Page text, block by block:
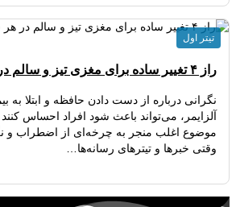
راز ۴ تغییر ساده برای مغزی تیز و سالم در هر سن!
نگرانی درباره از دست دادن حافظه و ابتلا به
آلزایمر، می‌تواند باعث شود افراد احساس کنند
موضوع اغلب منجر به چرخه‌ای از اضطراب و
وقتی خبرها و تیترهای رسانه‌ها…
تیتر اول